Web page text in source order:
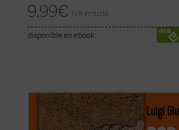
9,99€ IVA incluido
disponible en ebook:
«Viviendo la experiencia de la
cristiana el hombre de hoy puede